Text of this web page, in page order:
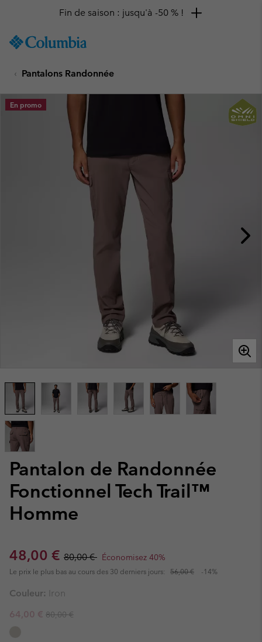
TO
SKIP
MAIN
NAV
Fin de saison : jusqu'à -50 % !
Pantalons Randonnée
Pantalon de Randonnée
Fonctionnel Tech Trail™
Homme
Sale price:
48,00 € Regular price:
80,00 € Économisez 40%
Le prix le plus bas au cours des 30 derniers jours: 56,00 € -14%
En promo
Couleur:
Iron
Sale price:
64,00 € Regular price:
80,00 €